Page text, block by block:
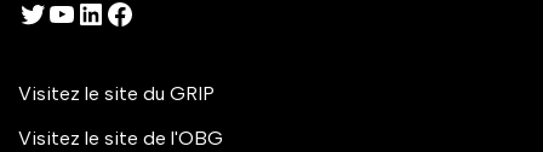
Visitez le site du GRIP
Visitez le site de l'OBG